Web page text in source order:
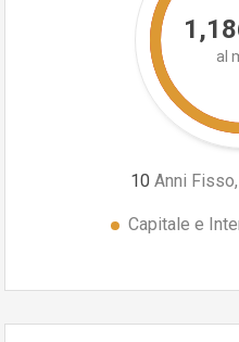
al
10 Anni Fisso,
Capitale e